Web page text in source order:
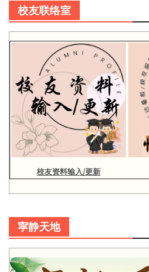
校友联络室
校友资料输入/更新
寜静天地